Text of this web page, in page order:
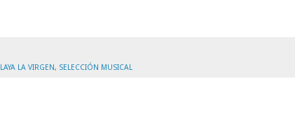
LA VIRGEN, SELECCIÓN MUSICAL